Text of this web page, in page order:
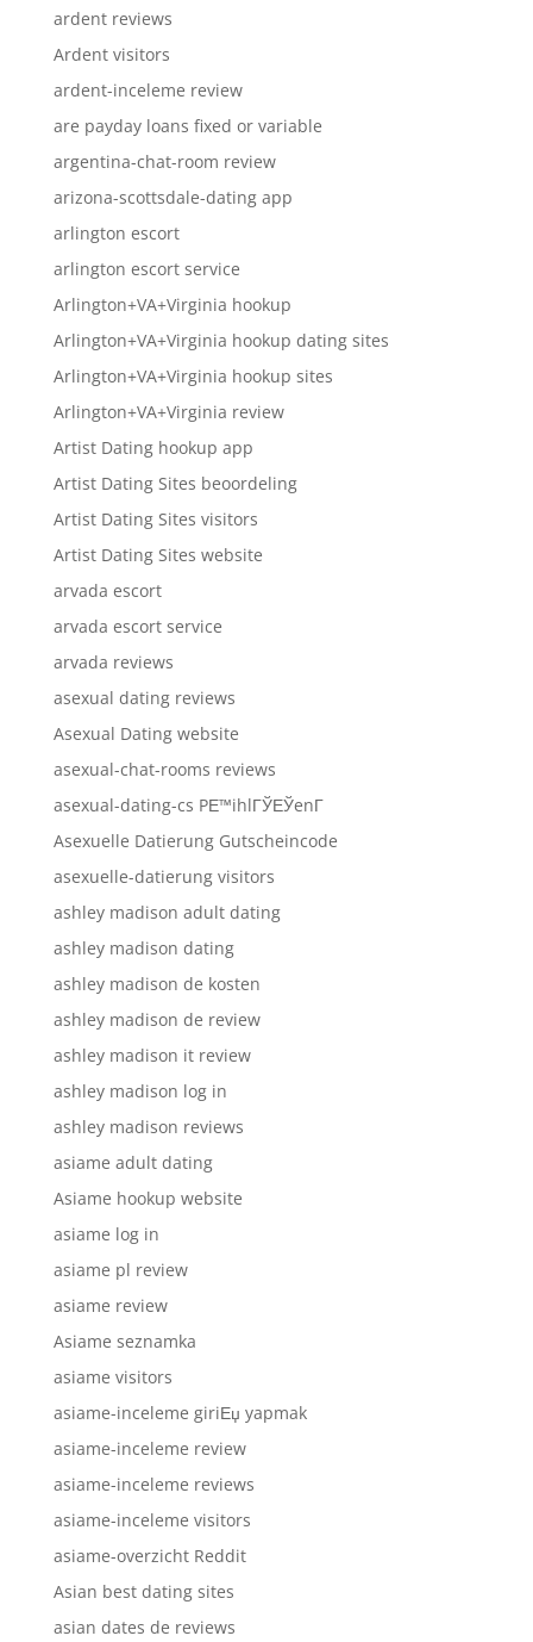
ardent reviews
Ardent visitors
ardent-inceleme review
are payday loans fixed or variable
argentina-chat-room review
arizona-scottsdale-dating app
arlington escort
arlington escort service
Arlington+VA+Virginia hookup
Arlington+VA+Virginia hookup dating sites
Arlington+VA+Virginia hookup sites
Arlington+VA+Virginia review
Artist Dating hookup app
Artist Dating Sites beoordeling
Artist Dating Sites visitors
Artist Dating Sites website
arvada escort
arvada escort service
arvada reviews
asexual dating reviews
Asexual Dating website
asexual-chat-rooms reviews
asexual-dating-cs PЕ™ihlГЎЕЎenГ­
Asexuelle Datierung Gutscheincode
asexuelle-datierung visitors
ashley madison adult dating
ashley madison dating
ashley madison de kosten
ashley madison de review
ashley madison it review
ashley madison log in
ashley madison reviews
asiame adult dating
Asiame hookup website
asiame log in
asiame pl review
asiame review
Asiame seznamka
asiame visitors
asiame-inceleme giriЕџ yapmak
asiame-inceleme review
asiame-inceleme reviews
asiame-inceleme visitors
asiame-overzicht Reddit
Asian best dating sites
asian dates de reviews